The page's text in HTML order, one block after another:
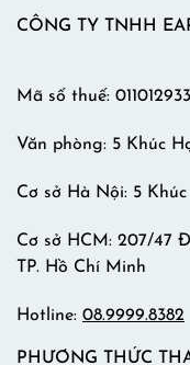
CÔNG TY TNHH
Mã số thuế:
Văn phòng: 5 Khúc
Cơ sở Hà Nội: 5
Cơ sở HCM: 207/47
TP. Hồ Chí Minh
Hotline: 08.9999.8382
PHƯƠNG THỨC